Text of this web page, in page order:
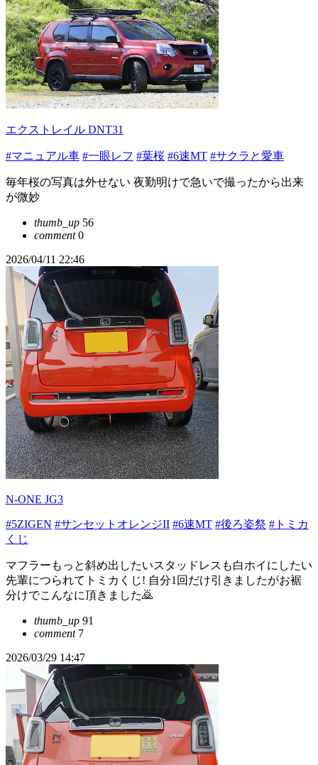
エクストレイル DNT31
#マニュアル車 #一眼レフ #葉桜 #6速MT #サクラと愛車
毎年桜の写真は外せない 夜勤明けで急いで撮ったから出来
が微妙
thumb_up 56
comment0
2026/04/11 22:46
N-ONE JG3
#5ZIGEN #サンセットオレンジII #6速MT #後ろ姿祭 #トミカ
くじ
マフラーもっと斜め出したいスタッドレスも白ホイにしたい
先輩につられてトミカくじ! 自分1回だけ引きましたがお裾
分けでこんなに頂きました🙇
thumb_up 91
comment7
2026/03/29 14:47